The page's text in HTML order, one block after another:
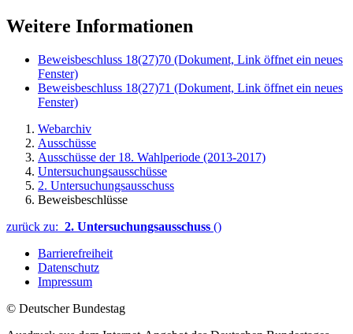
Weitere Informationen
Beweisbeschluss 18(27)70 (Dokument, Link öffnet ein neues
Fenster)
Beweisbeschluss 18(27)71 (Dokument, Link öffnet ein neues
Fenster)
Webarchiv
Ausschüsse
Ausschüsse der 18. Wahlperiode (2013-2017)
Untersuchungsausschüsse
2. Untersuchungsausschuss
Beweisbeschlüsse
zurück zu: 2. Untersuchungsausschuss ()
Barrierefreiheit
Datenschutz
Impressum
© Deutscher Bundestag